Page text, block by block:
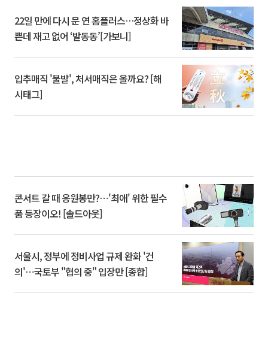
22일 만에 다시 문 연 홈플러스…정상화 바
쁜데 재고 없어 ‘발동동’[가보니]
입추매직 '불발', 처서매직은 올까요? [해
시태그]
콘서트 갈 때 응원봉만?⋯'최애' 위한 필수
품 등장이오! [솔드아웃]
서울시, 정부에 정비사업 규제 완화 '건
의'⋯국토부 "협의 중" 입장만 [종합]